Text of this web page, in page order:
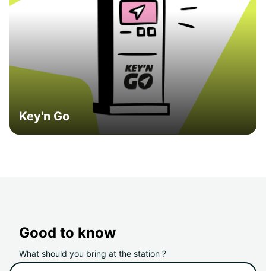
Key'n Go
Good to know
What should you bring at the station ?